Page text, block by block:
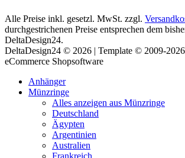
Alle Preise inkl. gesetzl. MwSt. zzgl.
durchgestrichenen Preise entsprechen dem
DeltaDesign24.
DeltaDesign24 © 2026 | Template © 2009-
eCommerce Shopsoftware
Anhänger
Münzringe
Alles anzeigen aus Münzringe
Deutschland
Ägypten
Argentinien
Australien
Frankreich